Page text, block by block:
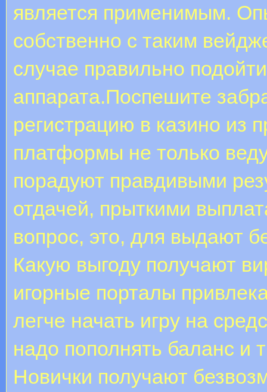
является применимым.
собственно с таким
случае правильно
аппарата.Поспешите
регистрацию в казино из
платформы не только
порадуют правдивыми
отдачей, прыткими
вопрос, это, для выдают
Какую выгоду получают
игорные порталы
легче начать игру на
надо пополнять баланс и
Новички получают